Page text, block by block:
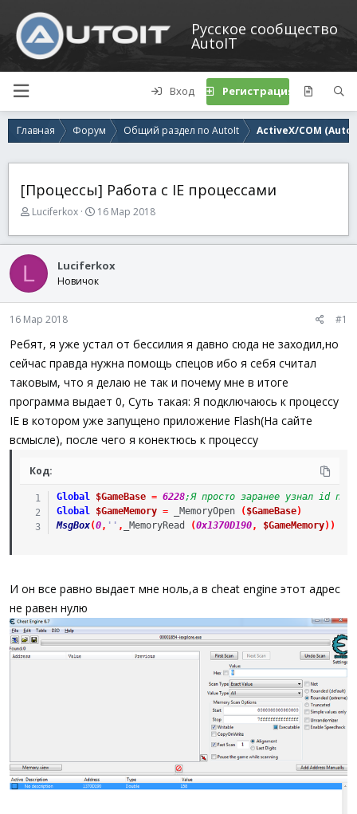
Русское сообщество
AutoIT
Вход Регистрация
Главная Форум Общий раздел по AutoIt ActiveX/COM
[Процессы] Работа с IE процессами
А
т
о
т
е
ы
Luciferkox
Д
т
н
а
а
16 Мар 2018
L Luciferkox
Новичок
16 Мар 2018 #1
Ребят, я уже устал от бессилия я давно сюда не заходил,но
сейчас правда нужна помощь спецов ибо я себя считал
таковым, что я делаю не так и почему мне в итоге
программа выдает 0, Суть такая: Я подключаюсь к процессу
IE в котором уже запущено приложение Flash(На сайте
всмысле), после чего я конектюсь к процессу
Код:
Global $GameBase = 6228;Я просто заранее узнал id
Global
$GameMemory = _MemoryOpen ( $GameBase)
MsgBox(0, '' , _MemoryRead (0x1370D190, $GameMemory) )
И он все равно выдает мне ноль,а в cheat engine этот адрес
не равен нулю